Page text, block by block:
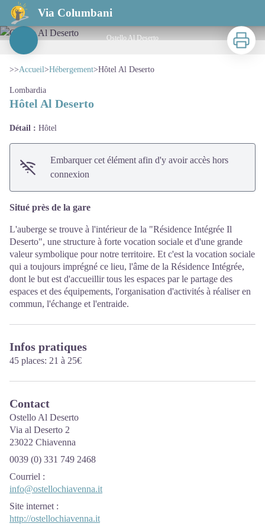
Via Columbani
Hôtel Al Deserto
Ostello Al Deserto
Imprimer
>>Accueil>Hébergement>Hôtel Al Deserto
Lombardia
Hôtel Al Deserto
Détail : Hôtel
Embarquer cet élément afin d'y avoir accès hors
connexion
Situé près de la gare
L'auberge se trouve à l'intérieur de la "Résidence Intégrée Il
Deserto", une structure à forte vocation sociale et d'une grande
valeur symbolique pour notre territoire. Et c'est la vocation sociale
qui a toujours imprégné ce lieu, l'âme de la Résidence Intégrée,
dont le but est d'accueillir tous les espaces par le partage des
espaces et des équipements, l'organisation d'activités à réaliser en
commun, l'échange et l'entraide.
Infos pratiques
45 places: 21 à 25€
Contact
Ostello Al Deserto
Via al Deserto 2
23022 Chiavenna
0039 (0) 331 749 2468
Courriel :
info@ostellochiavenna.it
Site internet :
http://ostellochiavenna.it